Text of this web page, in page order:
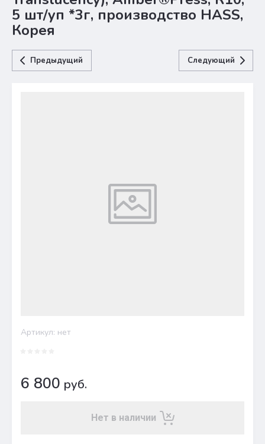
5 шт/уп *3г, производство HASS,
Корея
Предыдущий Следующий
Артикул: нет
6 800 руб.
Нет в наличии